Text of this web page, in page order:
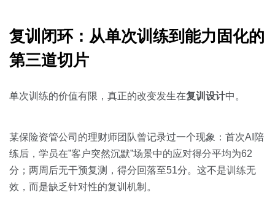
复训闭环：从单次训练到能力固化的
第三道切片
单次训练的价值有限，真正的改变发生在复训设计中。
某保险资管公司的理财师团队曾记录过一个现象：首次AI陪
练后，学员在”客户突然沉默”场景中的应对得分平均为62
分；两周后无干预复测，得分回落至51分。这不是训练无
效，而是缺乏针对性的复训机制。